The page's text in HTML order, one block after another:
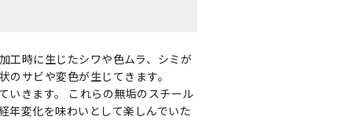
工時に生じたシワや色ムラ、シミが
サビや変色が生じてきます。
いきます。 これらの無垢のスチール
年変化を味わいとして楽しんでいた